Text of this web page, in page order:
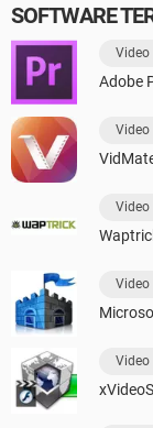
SOFTWARE
Video
Adobe
Video
Video
Video
Video